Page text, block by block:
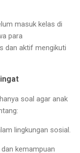
masuk kelas di
para
dan aktif mengikuti
soal agar anak
lingkungan sosial.
dan kemampuan